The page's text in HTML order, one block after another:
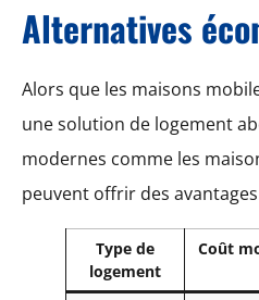
Alternatives
Alors que les maisons
une solution de logement
modernes comme les
peuvent offrir des
Type de
logement
Coût